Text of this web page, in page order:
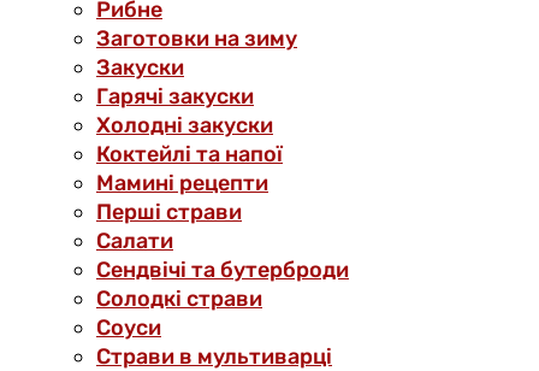
Рибне
Заготовки на зиму
Закуски
Гарячі закуски
Холодні закуски
Коктейлі та напої
Мамині рецепти
Перші страви
Салати
Сендвічі та бутерброди
Солодкі страви
Соуси
Страви в мультиварці